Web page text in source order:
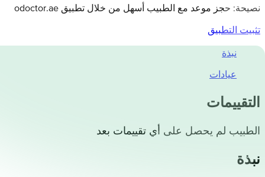
نصيحة: حجز موعد مع الطبيب أسهل من خلال تطبيق odoctor.ae
تثبيت التطبيق
نبذة
عيادات
التقييمات
الطبيب لم يحصل على أي تقييمات بعد
نبذة